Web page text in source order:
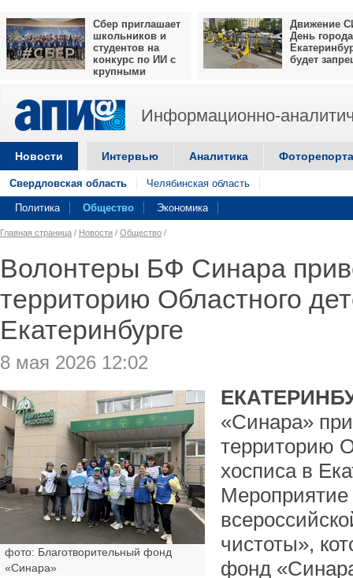
Сбер приглашает
школьников и
студентов на
конкурс по ИИ с
крупными
Движение
День города
будет
Информационно-
Новости Интервью Аналитика
Свердловская область Челябинская область
Политика Общество Экономика
Главная страница / Новости / Общество /
Волонтеры БФ Синара
территорию Областного
Екатеринбурге
8 мая 2026 12:02
фото: Благотворительный фонд
«Синара»
«Синара»
территорию
хосписа в
чистоты»,
фонд